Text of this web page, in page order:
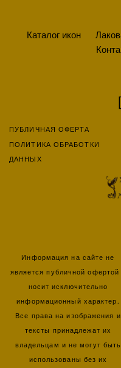
Каталог икон
ПУБЛИЧНАЯ ОФЕРТА
ПОЛИТИКА ОБРАБОТКИ
ДАННЫХ
Информация на сайте не
является публичной офертой
носит исключительно
информационный характер.
Все права на изображения и
тексты принадлежат их
владельцам и не могут быть
использованы без их